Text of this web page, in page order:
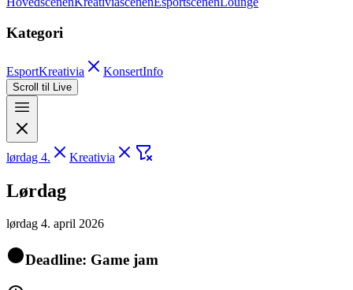
Kategori
EsportKreativia KonsertInfo
Scroll til Live
lørdag 4. Kreativia
Lørdag
lørdag 4. april 2026
Deadline: Game jam